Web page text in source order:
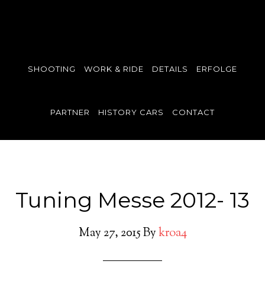
SHOOTING WORK & RIDE DETAILS ERFOLGE
PARTNER HISTORY CARS CONTACT
Tuning Messe 2012- 13
May 27, 2015Bykroa4